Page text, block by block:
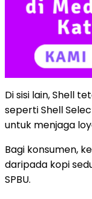
Di sisi lain, Shell
seperti Shell
untuk menjaga
Bagi konsumen,
daripada kopi
SPBU.